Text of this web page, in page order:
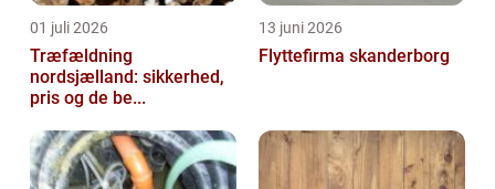
01 juli 2026
Træfældning
nordsjælland: sikkerhed,
pris og de be...
13 juni 2026
Flyttefirma skanderborg